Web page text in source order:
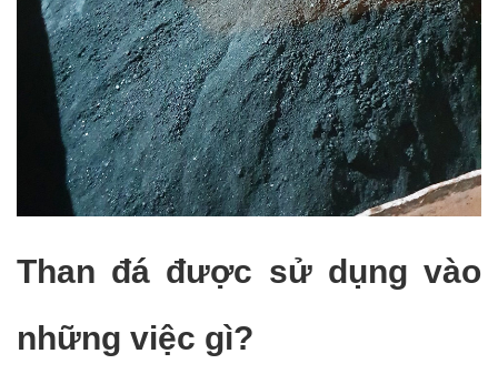
Than đá được sử dụng vào
những việc gì?